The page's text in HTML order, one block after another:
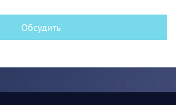
Обсудить